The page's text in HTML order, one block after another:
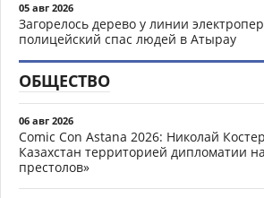
05 авг 2026
Загорелось дерево у линии
полицейский спас людей в Атырау
ОБЩЕСТВО
06 авг 2026
Comic Con Astana 2026: Николай
Казахстан территорией дипломатии
престолов»